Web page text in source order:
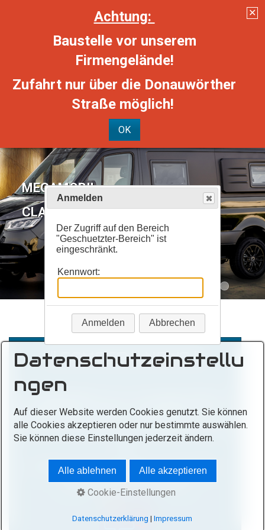
Anmelden
Der Zugriff auf den Bereich
"Geschuetzter-Bereich" ist
eingeschränkt.
Kennwort:
Anmelden Abbrechen